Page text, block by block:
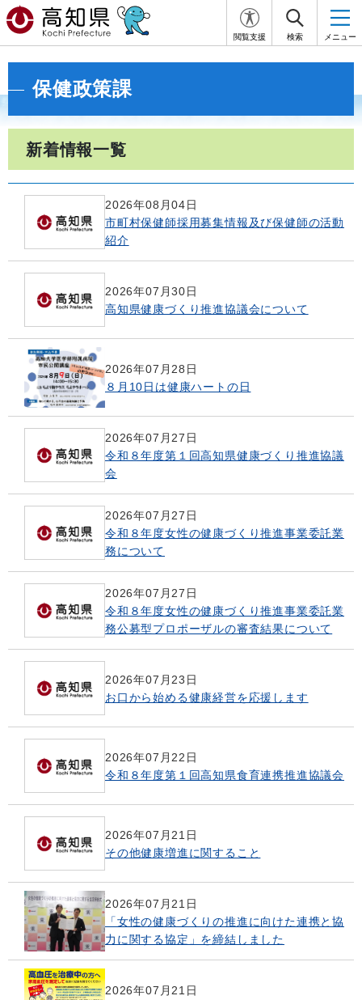
閲覧支援 検索 メニュー
保健政策課
新着情報一覧
2026年08月04日
市町村保健師採用募集情報及び保健師の活動
紹介
2026年07月30日
高知県健康づくり推進協議会について
2026年07月28日
８月10日は健康ハートの日
2026年07月27日
令和８年度第１回高知県健康づくり推進協議
会
2026年07月27日
令和８年度女性の健康づくり推進事業委託業
務について
2026年07月27日
令和８年度女性の健康づくり推進事業委託業
務公募型プロポーザルの審査結果について
2026年07月23日
お口から始める健康経営を応援します
2026年07月22日
令和８年度第１回高知県食育連携推進協議会
2026年07月21日
その他健康増進に関すること
2026年07月21日
「女性の健康づくりの推進に向けた連携と協
力に関する協定」を締結しました
2026年07月21日